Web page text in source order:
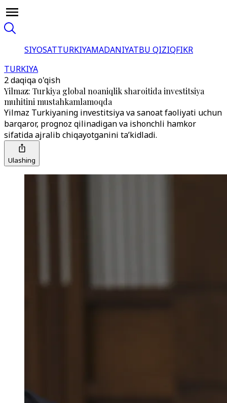
SIYOSATTURKIYAMADANIYATBU QIZIQFIKR
TURKIYA
2 daqiqa o'qish
Yilmaz: Turkiya global noaniqlik sharoitida investitsiya
muhitini mustahkamlamoqda
Yilmaz Turkiyaning investitsiya va sanoat faoliyati uchun
barqaror, prognoz qilinadigan va ishonchli hamkor
sifatida ajralib chiqayotganini ta’kidladi.
Ulashing